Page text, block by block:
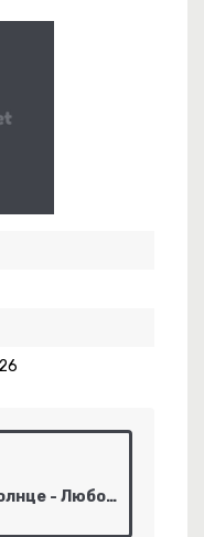
Подиум, Несолнце - Любовь Не Пахнет